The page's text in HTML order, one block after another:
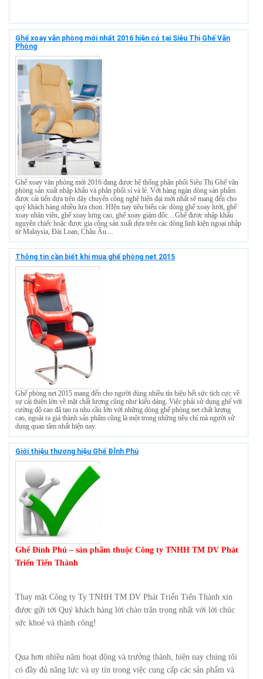
Ghế xoay văn phòng mới nhất 2016 hiện có tại Siêu Thị Ghế Văn
Phòng
Ghế xoay văn phòng mới 2016 đang được hệ thống phân phối Siêu Thị Ghế văn
phòng sản xuất nhập khẩu và phân phối sỉ và lẻ. Với hàng ngàn dòng sản phẩm
được cải tiến dựa trên dây chuyển công nghệ hiện đại mới nhất sẽ mang đến cho
quý khách hàng nhiều lựa chọn. HIện nay tiêu biểu các dòng ghế xoay lưới, ghế
xoay nhân viên, ghế xoay lưng cao, ghế xoay giám đốc....Ghế được nhập khẩu
nguyên chiếc hoặc được gia công sản xuất dựa trên các dòng linh kiện ngoại nhập
từ Malaysia, Đài Loan, Châu Âu....
Thông tin cần biết khi mua ghế phòng net 2015
Ghế phòng net 2015 mang đến cho người dùng nhiều tín hiệu hết sức tích cực về
sự cải thiện lớn về mặt chất lượng cũng như kiểu dáng. Việc phải sử dụng ghế với
cường độ cao đã tạo ra nhu cầu lớn với những dòng ghế phòng net chất lượng
cao, ngoài ra giá thành sản phẩm cũng là một trong những tiêu chí mà người sử
dụng quan tâm nhất hiện nay.
Giới thiệu thương hiệu Ghế Đỉnh Phú
Ghế Đỉnh Phú – sản phẩm thuộc Công ty TNHH TM DV Phát
Triển Tiến Thành
Thay mặt Công ty Ty TNHH TM DV Phát Triển Tiến Thành xin
được gửi tới Quý khách hàng lời chào trân trọng nhất với lời chúc
sức khoẻ và thành công!
Qua hơn nhiều năm hoạt động và trưởng thành, hiện nay chúng tôi
có đầy đủ năng lực và uy tín trong việc cung cấp các sản phẩm và